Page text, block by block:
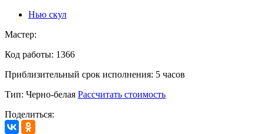
Нью скул
Мастер:
Код работы: 1366
Приблизительный срок исполнения: 5 часов
Тип: Черно-белая Рассчитать стоимость
Поделиться: